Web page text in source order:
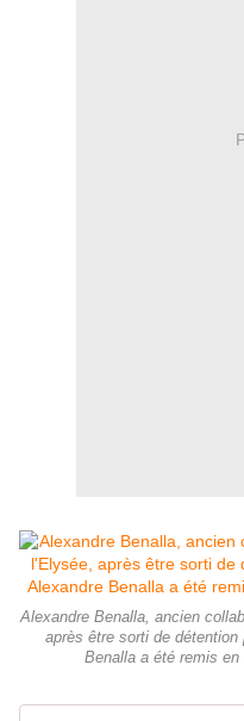
Alexandre Benalla, ancien
après être sorti de
Benalla a été remis